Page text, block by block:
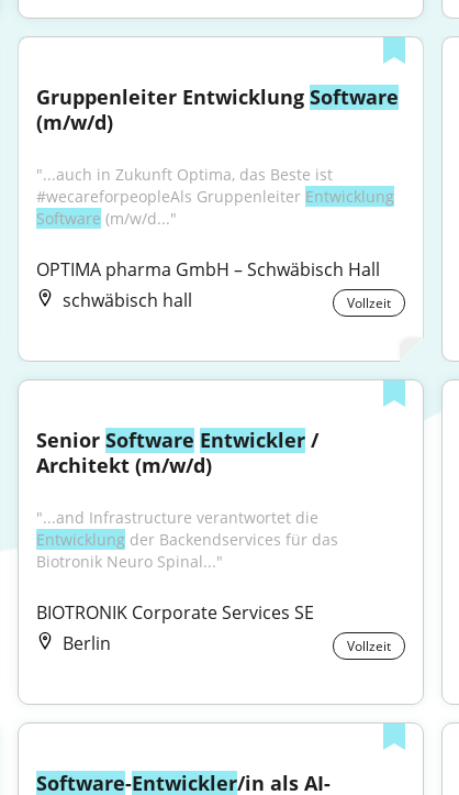
Gruppenleiter Entwicklung Software
(m/w/d)
"...auch in Zukunft Optima, das Beste ist
#wecareforpeopleAls Gruppenleiter Entwicklung
Software (m/w/d..."
OPTIMA pharma GmbH – Schwäbisch Hall
schwäbisch hall
Vollzeit
Senior Software Entwickler /
Architekt (m/w/d)
Entwicklung der Backendservices für das
Biotronik Neuro Spinal..."
BIOTRONIK Corporate Services SE
Berlin
Vollzeit
Software-Entwickler/in als AI-